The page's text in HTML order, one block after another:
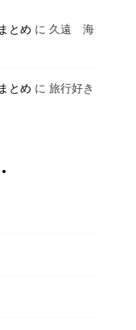
とめ に 久遠 海
とめ に 旅行好き